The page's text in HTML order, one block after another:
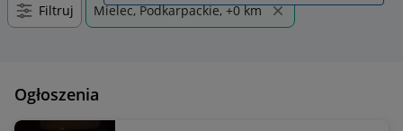
Filtruj Mielec, Podkarpackie, +0 km
Ogłoszenia